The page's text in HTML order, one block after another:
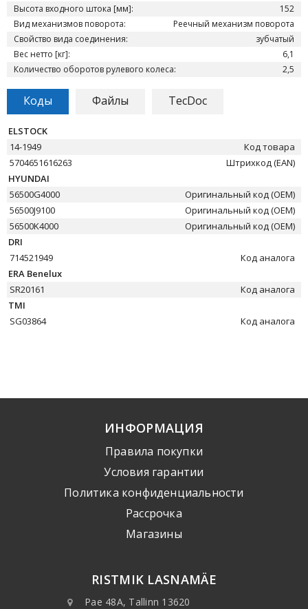
Высота входного штока [мм]:
152
Вид механизмов поворота:
Реечный механизм поворота
Свойство вида соединения:
зубчатый
Вес нетто [кг]:
6,1
Количество оборотов рулевого колеса:
2,5
Коды Файлы TecDoc
ELSTOCK
14-1949
Код товара
5704651616263
Штрихкод (EAN)
HYUNDAI
56500G4000
Оригинальный код (OEM)
56500J9100
Оригинальный код (OEM)
56500K4000
Оригинальный код (OEM)
DRI
714521949
Код аналога
ERA Benelux
SR20161
Код аналога
TMI
SG03864
Код аналога
ИНФОРМАЦИЯ
Правила покупки
Условия гарантии
Политика конфиденциальности
Рассрочка
Mагазины
RISTMIK LASNAMÄE
Pae 48A, Tallinn 13620